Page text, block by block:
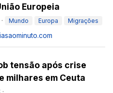
Europeia
· Mundo Europa Migrações
tensão após crise
milhares em Ceuta
·